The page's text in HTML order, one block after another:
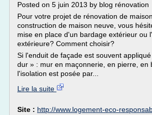
Posted on 5 juin 2013 by blog rénovation
Pour votre projet de rénovation de
construction de maison neuve, vous
mise en place d'un bardage extérieur ou
extérieure? Comment choisir?
Si l'enduit de façade est souvent
dur » : mur en maçonnerie, en pierre, en
l'isolation est posée par...
Lire la suite
Site : http://www.logement-eco-